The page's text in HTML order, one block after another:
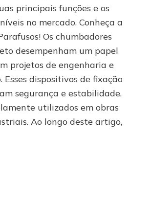
concreto:
suas
funções
os
diferentes
tipos
disponíveis
no
mercado
principais funções e os
no mercado. Conheça a
Os chumbadores
desempenham um papel
projetos de engenharia e
Esses dispositivos de fixação
segurança e estabilidade,
utilizados em obras
Ao longo deste artigo,